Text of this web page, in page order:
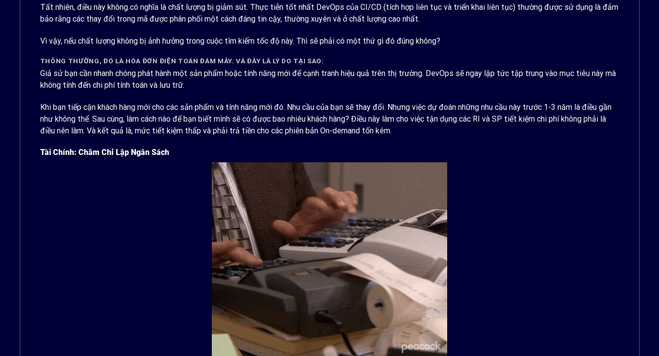
Tất nhiên, điều này không có nghĩa là chất lượng bị giảm sút. Thực tiễn tốt nhất DevOps của CI/CD (tích hợp liên tục và triển khai liên tục) thường được sử dụng là đảm
bảo rằng các thay đổi trong mã được phân phối một cách đáng tin cậy, thường xuyên và ở chất lượng cao nhất.
Vì vậy, nếu chất lượng không bị ảnh hưởng trong cuộc tìm kiếm tốc độ này. Thì sẽ phải có một thứ gì đó đúng không?
THÔNG THƯỜNG, ĐÓ LÀ HÓA ĐƠN ĐIỆN TOÁN ĐÁM MÂY. VÀ ĐÂY LÀ LÝ DO TẠI SAO:
Giả sử bạn cần nhanh chóng phát hành một sản phẩm hoặc tính năng mới để cạnh tranh hiệu quả trên thị trường. DevOps sẽ ngay lập tức tập trung vào mục tiêu này mà
không tính đến chi phí tính toán và lưu trữ.
Khi bạn tiếp cận khách hàng mới cho các sản phẩm và tính năng mới đó. Nhu cầu của bạn sẽ thay đổi. Nhưng việc dự đoán những nhu cầu này trước 1-3 năm là điều gần
như không thể. Sau cùng, làm cách nào để bạn biết mình sẽ có được bao nhiêu khách hàng? Điều này làm cho việc tận dụng các RI và SP tiết kiệm chi phí không phải là
điều nên làm. Và kết quả là, mức tiết kiệm thấp và phải trả tiền cho các phiên bản On-demand tốn kém.
Tài Chính: Chăm Chỉ Lập Ngân Sách